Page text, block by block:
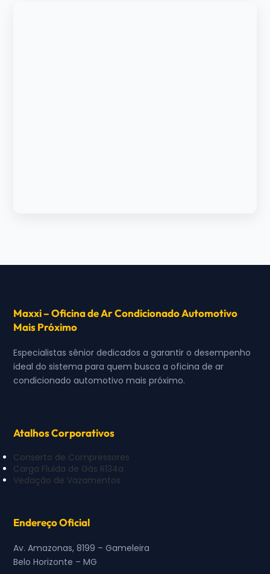
Maxxi – Oficina de Ar Condicionado Automotivo
Mais Próximo
Especialistas sênior dedicados a garantir o desempenho
ideal do sistema para quem busca a oficina de ar
condicionado automotivo mais próximo.
Atalhos Corporativos
Conserto de Compressores
Carga Fluida de Gás R134a
Vedação de Vazamentos
Endereço Oficial
Av. Amazonas, 8199 – Gameleira
Belo Horizonte – MG